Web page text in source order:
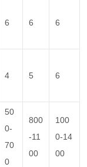
6 6 6
4 5 6
50
0-
70
0
800
-11
00
100
0-14
00